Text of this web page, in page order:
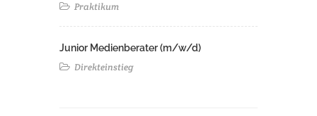
Praktikum
Junior Medienberater (m/w/d)
Direkteinstieg